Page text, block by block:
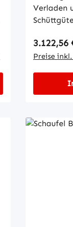
Verladen
in jeder
Regulärer
3.122,56
Preise